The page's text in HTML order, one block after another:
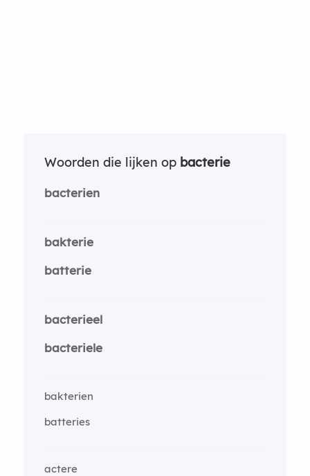
Woorden die lijken op bacterie
bacterien
bakterie
batterie
bacterieel
bacteriele
bakterien
batteries
actere